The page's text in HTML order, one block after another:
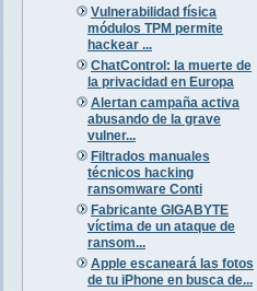
Vulnerabilidad física
módulos TPM permite
hackear ...
ChatControl: la muerte de
la privacidad en Europa
Alertan campaña activa
abusando de la grave
vulner...
Filtrados manuales
técnicos hacking
ransomware Conti
Fabricante GIGABYTE
víctima de un ataque de
ransom...
Apple escaneará las fotos
de tu iPhone en busca de...